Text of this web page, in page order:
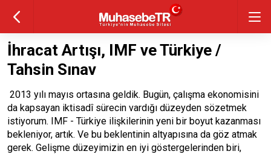
İhracat Artışı, IMF ve Türkiye /
Tahsin Sınav
2013 yılı mayıs ortasına geldik. Bugün, çalışma ekonomisini
da kapsayan iktisadî sürecin vardığı düzeyden sözetmek
istiyorum. IMF - Türkiye ilişkilerinin yeni bir boyut kazanması
bekleniyor, artık. Ve bu beklentinin altyapısına da göz atmak
gerek. Gelişme düzeyimizin en iyi göstergelerinden biri,